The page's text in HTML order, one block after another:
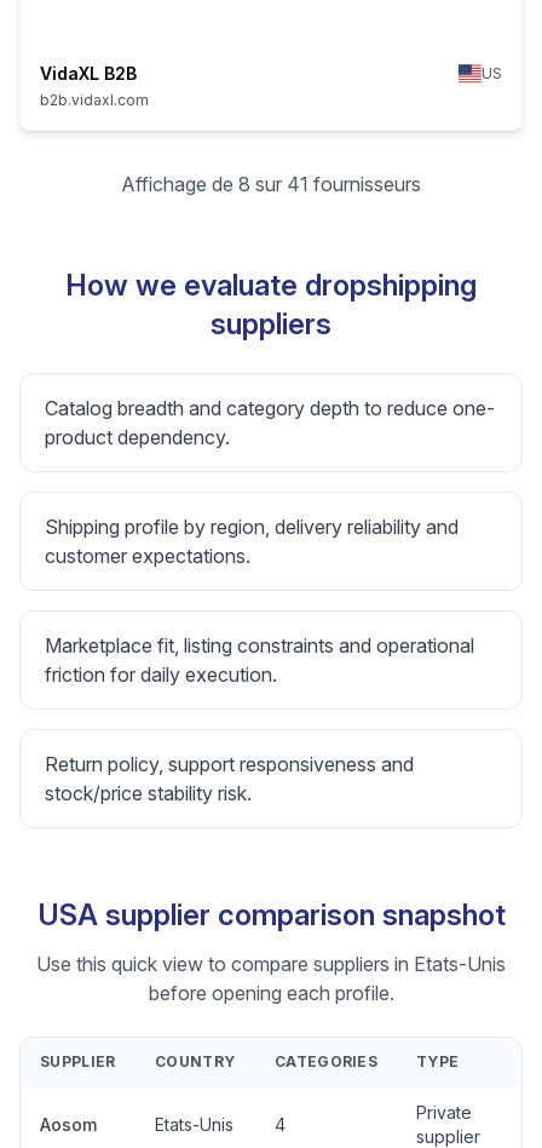
VidaXL B2B
US
b2b.vidaxl.com
Affichage de 8 sur 41 fournisseurs
How we evaluate dropshipping
suppliers
Catalog breadth and category depth to reduce one-
product dependency.
Shipping profile by region, delivery reliability and
customer expectations.
Marketplace fit, listing constraints and operational
friction for daily execution.
Return policy, support responsiveness and
stock/price stability risk.
USA supplier comparison snapshot
Use this quick view to compare suppliers in Etats-Unis
before opening each profile.
SUPPLIER COUNTRY CATEGORIES TYPE
Aosom Etats-Unis 4
Private
supplier